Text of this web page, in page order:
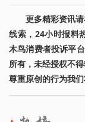
更多精彩资讯
线索，24小时报料
木鸟消费者投诉平
所有，未经授权不
尊重原创的行为我们